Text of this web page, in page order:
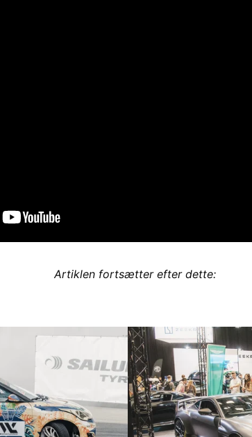
Artiklen fortsætter efter dette: